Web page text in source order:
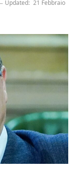
Updated: 21 Febbraio